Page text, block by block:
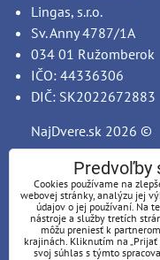
Lingas, s.r.o.
Sv. Anny 4787/1A
034 01 Ružomberok
IČO: 44336306
DIČ: SK2022672883
NajDvere.sk 2026 ©
Predvoľby
Cookies používame na
webovej stránky, analýzu jej
údajov o jej používaní. Na
nástroje a služby tretích
môžu preniesť k
krajinách. Kliknutím na „Prijať
svoj súhlas s týmto